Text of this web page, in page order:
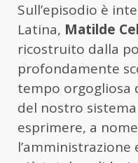
Sull’episodio è
Latina, Matilde
ricostruito dalla
profondamente
tempo orgogliosa
del nostro
esprimere, a